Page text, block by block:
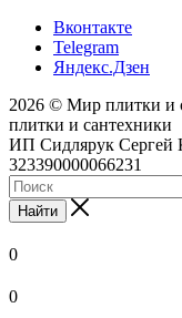
Вконтакте
Telegram
Яндекс.Дзен
2026 © Мир плитки и
плитки и сантехники
ИП Сидлярук
323390000066231
Найти
0
0